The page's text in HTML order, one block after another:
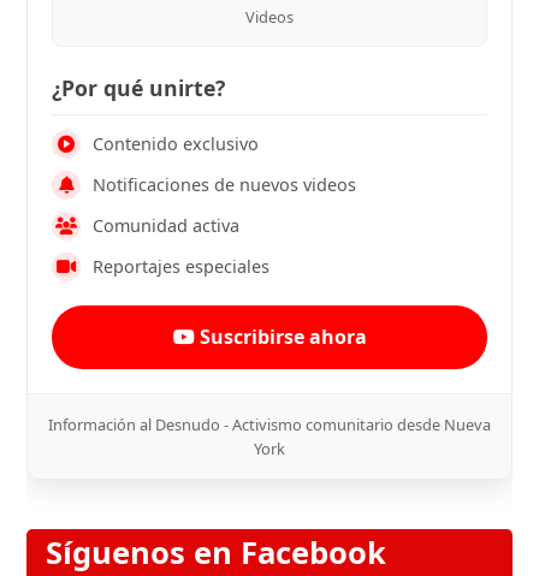
Videos
¿Por qué unirte?
Contenido exclusivo
Notificaciones de nuevos videos
Comunidad activa
Reportajes especiales
Suscribirse ahora
Información al Desnudo - Activismo comunitario desde Nueva
York
Síguenos en Facebook